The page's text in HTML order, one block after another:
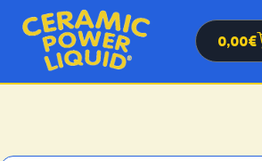
0,00€